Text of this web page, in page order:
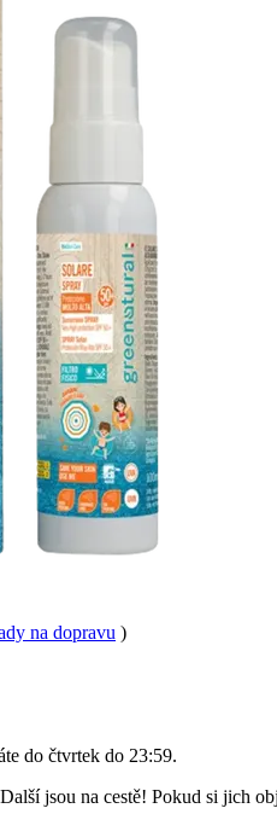
na dopravu )
do čtvrtek do 23:59.
jsou na cestě! Pokud si jich